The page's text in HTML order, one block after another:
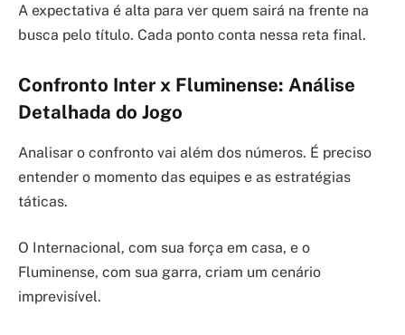
A expectativa é alta para ver quem sairá na frente na
busca pelo título. Cada ponto conta nessa reta final.
Confronto Inter x Fluminense: Análise
Detalhada do Jogo
Analisar o confronto vai além dos números. É preciso
entender o momento das equipes e as estratégias
táticas.
O Internacional, com sua força em casa, e o
Fluminense, com sua garra, criam um cenário
imprevisível.